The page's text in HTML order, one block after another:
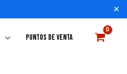
✕
PUNTOS DE VENTA